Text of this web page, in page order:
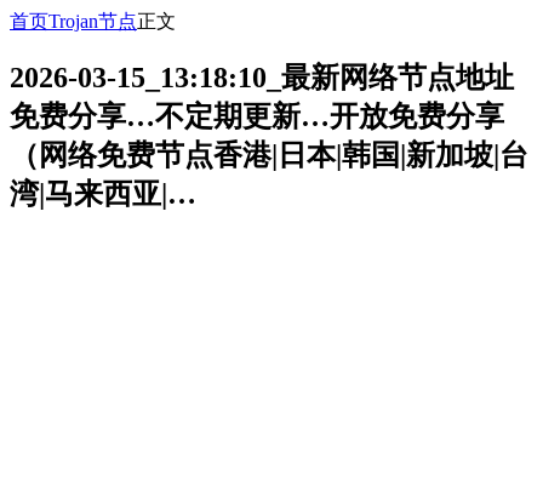
首页Trojan节点正文
2026-03-15_13:18:10_最新网络节点地址
免费分享…不定期更新…开放免费分享
（网络免费节点香港|日本|韩国|新加坡|台
湾|马来西亚|…